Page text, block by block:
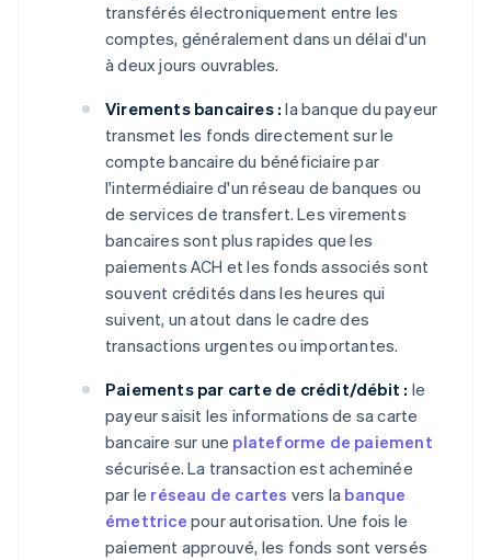
transférés électroniquement entre les
comptes, généralement dans un délai d'un
à deux jours ouvrables.
Virements bancaires : la banque du payeur
transmet les fonds directement sur le
compte bancaire du bénéficiaire par
l'intermédiaire d'un réseau de banques ou
de services de transfert. Les virements
bancaires sont plus rapides que les
paiements ACH et les fonds associés sont
souvent crédités dans les heures qui
suivent, un atout dans le cadre des
transactions urgentes ou importantes.
Paiements par carte de crédit/débit : le
payeur saisit les informations de sa carte
bancaire sur une plateforme de paiement
sécurisée. La transaction est acheminée
par le réseau de cartes vers la banque
émettrice pour autorisation. Une fois le
paiement approuvé, les fonds sont versés